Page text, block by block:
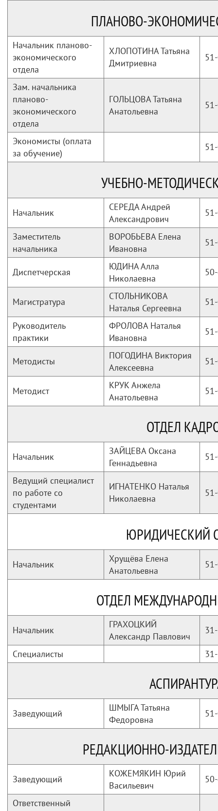
ПЛАНОВО-
Начальник планово-
экономического
отдела
ХЛОПОТИНА Татьяна
Дмитриевна
Зам. начальника
планово-
экономического
отдела
ГОЛЬЦОВА Татьяна
Анатольевна
Экономисты (оплата
за обучение)
УЧЕБНО-
Начальник
СЕРЕДА Андрей
Александрович
Заместитель
начальника
ВОРОБЬЕВА Елена
Ивановна
Диспетчерская
ЮДИНА Алла
Николаевна
Магистратура
СТОЛЬНИКОВА
Наталья Сергеевна
Руководитель
практики
ФРОЛОВА Наталья
Ивановна
Методисты
ПОГОДИНА Виктория
Алексеевна
Методист
КРУК Анжела
Анатольевна
ОТДЕЛ
Начальник
ЗАЙЦЕВА Оксана
Геннадьевна
Ведущий специалист
по работе со
студентами
ИГНАТЕНКО Наталья
Николаевна
ЮРИДИЧЕСКИЙ
Начальник
Хрущёва Елена
Анатольевна
ОТДЕЛ
Начальник
ГРАХОЦКИЙ
Александр Павлович
Специалисты
Заведующий
ШМЫГА Татьяна
Федоровна
РЕДАКЦИОННО-
Заведующий
КОЖЕМЯКИН Юрий
Васильевич
Ответственный